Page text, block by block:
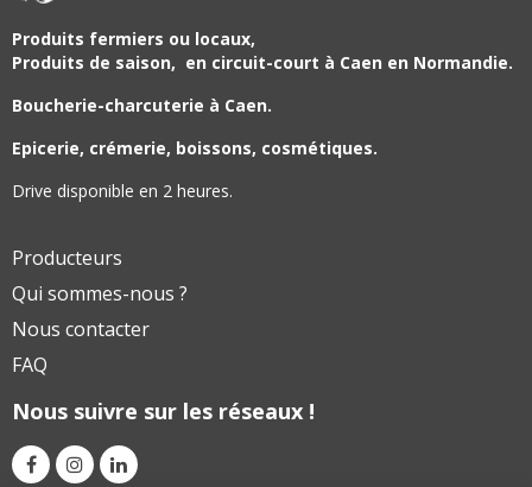
Produits fermiers ou locaux,
Produits de saison, en circuit-court à Caen en Normandie.
Boucherie-charcuterie à Caen.
Epicerie, crémerie, boissons, cosmétiques.
Drive disponible en 2 heures.
Producteurs
Qui sommes-nous ?
Nous contacter
FAQ
Nous suivre sur les réseaux !